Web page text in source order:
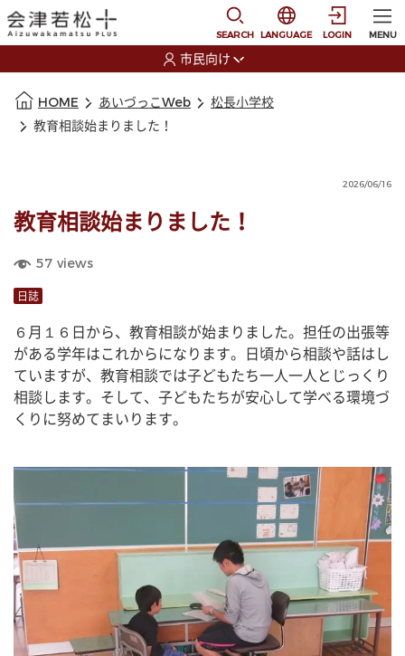
SEARCH
選択すると言語の切
LANGUAGE LOGIN MENU
市民向け
HOME あいづっこWeb
松長小学校
教育相談始まりました！
2026/06/16
教育相談始まりました！
57 views
日誌
６月１６日から、教育相談が始まりました。担任の出張等
がある学年はこれからになります。日頃から相談や話はし
ていますが、教育相談では子どもたち一人一人とじっくり
相談します。そして、子どもたちが安心して学べる環境づ
くりに努めてまいります。